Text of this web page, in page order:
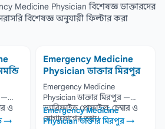
Medicine Physician বিশেষজ্ঞ ডাক্তারদের
বিশেষজ্ঞ অনুযায়ী ফিল্টার করা
—
→
Emergency Medicine
Physician ডাক্তার মিরপুর
Emergency Medicine
Physician ডাক্তার মিরপুর —
ভ্যারিফাইড প্রোফাইল, চেম্বার ও
যোগাযোগের তথ্য।
Emergency Medicine
Physician ডাক্তার মিরপুর →